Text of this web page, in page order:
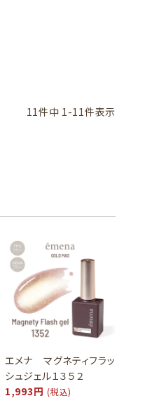
11件中 1-11件表示
エメナ マグネティフラッ
シュジェル１３５２
1,993円 (税込)